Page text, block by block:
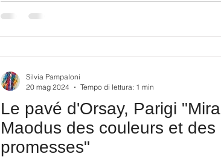
Le pavé d'Orsay, Parigi "Mira
Maodus des couleurs et des
promesses"
Silvia Pampaloni
20 mag 2024
Tempo di lettura: 1 min